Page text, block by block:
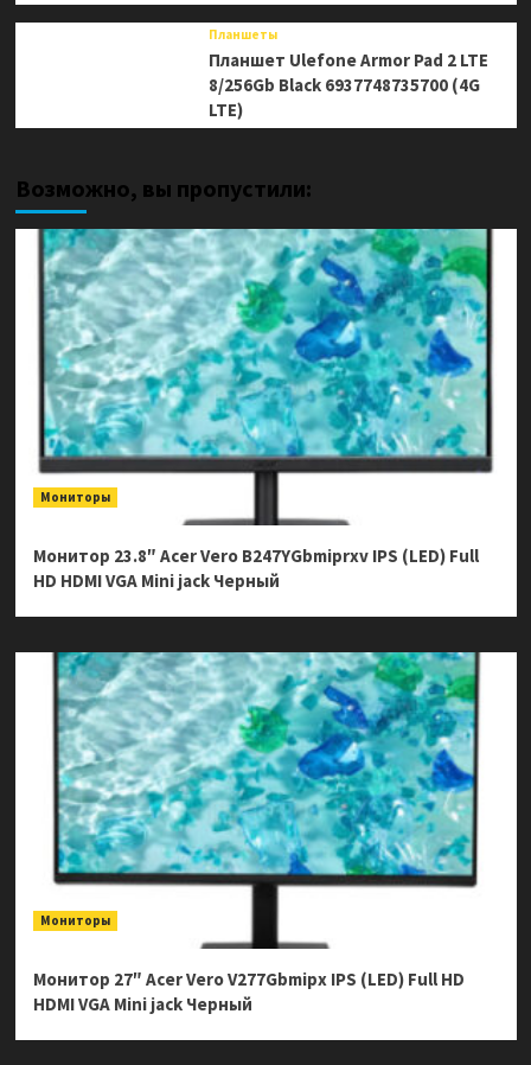
Планшеты
Планшет Ulefone Armor Pad 2 LTE
8/256Gb Black 6937748735700 (4G
LTE)
Возможно, вы пропустили:
Мониторы
Монитор 23.8″ Acer Vero B247YGbmiprxv IPS (LED) Full
HD HDMI VGA Mini jack Черный
Мониторы
Монитор 27″ Acer Vero V277Gbmipx IPS (LED) Full HD
HDMI VGA Mini jack Черный